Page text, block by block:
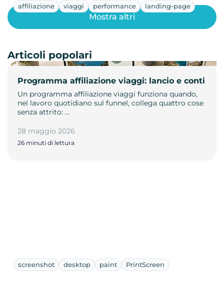
affiliazione viaggi performance landing-page
Programma affiliazione viaggi: lancio e conti
Un programma affiliazione viaggi funziona quando,
nel lavoro quotidiano sul funnel, collega quattro cose
senza attrito: …
28 maggio 2026
26 minuti di lettura
Mostra altri
Articoli popolari
screenshot desktop paint PrintScreen